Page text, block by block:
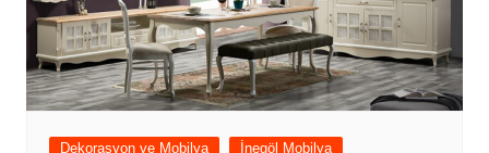
Dekorasyon ve Mobilya İnegöl Mobilya